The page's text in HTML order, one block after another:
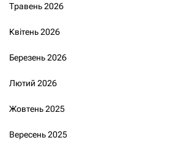
Травень 2026
Квітень 2026
Березень 2026
Лютий 2026
Жовтень 2025
Вересень 2025